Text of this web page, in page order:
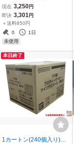
ト『明治のチョコで至福
のおうち時間』★新品未
開封★
現在 3,250円
即決 3,301 円
＋送料850円
0
1日
未使用
本日終了
1カートン(240個入り)バ